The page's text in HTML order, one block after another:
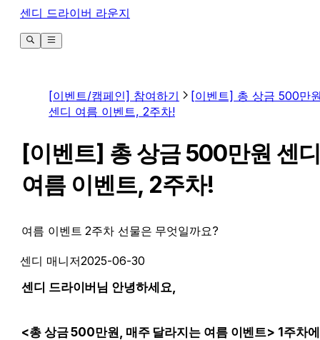
센디 드라이버 라운지
[이벤트/캠페인] 참여하기
[이벤트] 총 상금 500만
센디 여름 이벤트, 2주차!
[이벤트] 총 상금 500만원 센디
여름 이벤트, 2주차!
여름 이벤트 2주차 선물은 무엇일까요?
센디 매니저2025-06-30
센디 드라이버님 안녕하세요,
<총 상금 500만원, 매주 달라지는 여름 이벤트> 1주차에